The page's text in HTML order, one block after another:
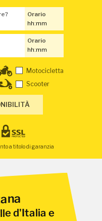
Orario
Orario
Motocicletta
Scooter
a titolo di garanzia
d'Italia e